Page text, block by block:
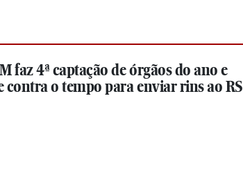
faz 4ª captação de órgãos do ano e
contra o tempo para enviar rins ao RS